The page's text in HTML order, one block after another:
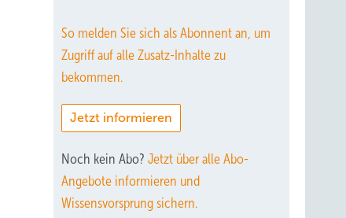
So melden Sie sich als Abonnent an, um
Zugriff auf alle Zusatz-Inhalte zu
bekommen.
Jetzt informieren
Noch kein Abo? Jetzt über alle Abo-
Angebote informieren und
Wissensvorsprung sichern.